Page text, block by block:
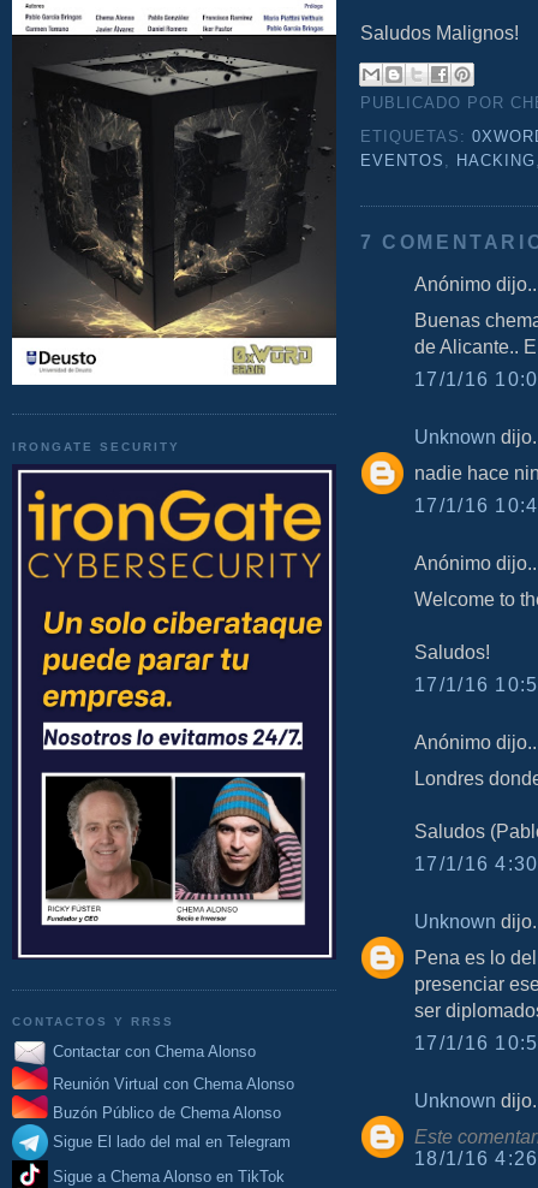
IRONGATE SECURITY
CONTACTOS Y RRSS
Contactar con Chema Alonso
Reunión Virtual con Chema Alonso
Buzón Público de Chema Alonso
Sigue El lado del mal en Telegram
Sigue a Chema Alonso en TikTok
Saludos Malignos!
PUBLICADO POR
ETIQUETAS:
EVENTOS , HACKING
7
Anónimo
Buenas
de Alicante..
17/1/16
Unknown
nadie hace
17/1/16
Anónimo
Welcome to
Saludos!
17/1/16
Anónimo
Londres
Saludos
17/1/16
Unknown
Pena es lo
presenciar
ser
17/1/16
Unknown
Este
18/1/16